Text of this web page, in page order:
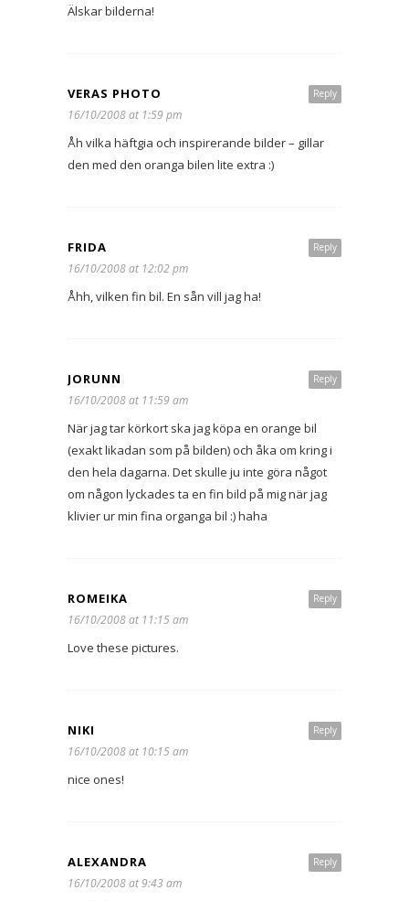
Älskar bilderna!
Reply
VERAS PHOTO
16/10/2008 at 1:59 pm
Åh vilka häftgia och inspirerande bilder – gillar
den med den oranga bilen lite extra :)
Reply
FRIDA
16/10/2008 at 12:02 pm
Åhh, vilken fin bil. En sån vill jag ha!
Reply
JORUNN
16/10/2008 at 11:59 am
När jag tar körkort ska jag köpa en orange bil
(exakt likadan som på bilden) och åka om kring i
den hela dagarna. Det skulle ju inte göra något
om någon lyckades ta en fin bild på mig när jag
klivier ur min fina organga bil :) haha
Reply
ROMEIKA
16/10/2008 at 11:15 am
Love these pictures.
Reply
NIKI
16/10/2008 at 10:15 am
nice ones!
Reply
ALEXANDRA
16/10/2008 at 9:43 am